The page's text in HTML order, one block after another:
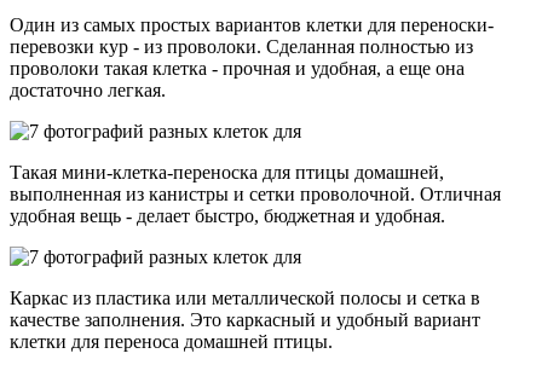
Один из самых простых вариантов клетки для переноски-
перевозки кур - из проволоки. Сделанная полностью из
проволоки такая клетка - прочная и удобная, а еще она
достаточно легкая.
Такая мини-клетка-переноска для птицы домашней,
выполненная из канистры и сетки проволочной. Отличная
удобная вещь - делает быстро, бюджетная и удобная.
Каркас из пластика или металлической полосы и сетка в
качестве заполнения. Это каркасный и удобный вариант
клетки для переноса домашней птицы.